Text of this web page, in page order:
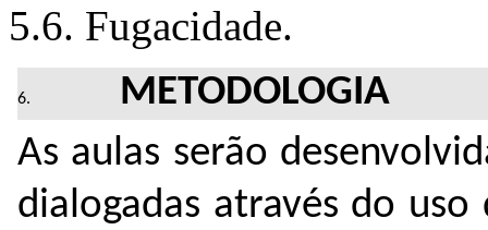
5.6. Fugacidade.
METODOLOGIA
As aulas serão
dialogadas através do